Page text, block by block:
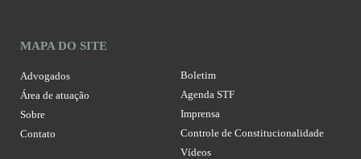
MAPA DO SITE
Advogados
Área de atuação
Sobre
Contato
Boletim
Agenda STF
Imprensa
Controle de Constitucionalidade
Vídeos